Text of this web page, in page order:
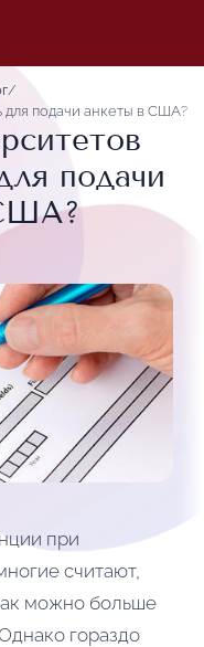
/
подачи анкеты в США?
подачи
29.10.2024
при
считают,
можно больше
гораздо